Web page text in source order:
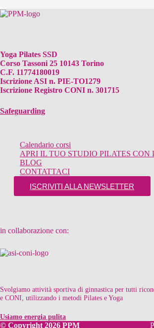
Yoga Pilates SSD
Corso Tassoni 25 10143 Torino
C.F. 11774180019
Iscrizione ASI n. PIE-TO1279
Iscrizione Registro CONI n. 301715
Safeguarding
Calendario corsi
APRI IL TUO STUDIO PILATES CON
BLOG
CONTATTACI
ISCRIVITI ALLA NEWSLETTER
in collaborazione con:
Svolgiamo attività sportiva di ginnastica per tutti
e CONI, utilizzando i metodi Pilates e Yoga
Usiamo energia pulita
© Copyright 2026 PPM